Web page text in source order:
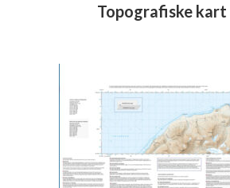
Topografiske kart